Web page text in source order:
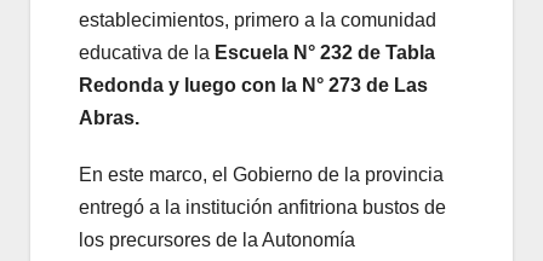
establecimientos, primero a la comunidad
educativa de la Escuela N° 232 de Tabla
Redonda y luego con la N° 273 de Las
Abras.
En este marco, el Gobierno de la provincia
entregó a la institución anfitriona bustos de
los precursores de la Autonomía